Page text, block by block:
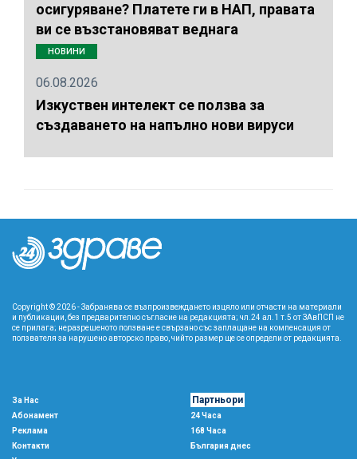
осигуряване? Платете ги в НАП, правата
ви се възстановяват веднага
НОВИНИ
06.08.2026
Изкуствен интелект се ползва за
създаването на напълно нови вируси
Copyright © 2026 - Забранява се възпроизвеждането изцяло или отчасти на материали
и публикации, без предварително съгласие на редакцията; чл.24 ал.1 т.5 от ЗАвПСП не
се прилага; неразрешеното ползване е свързано със заплащане на компенсация от
ползвателя за нарушено авторско право, чийто размер ще се определи от редакцията.
За Нас
Абонамент
Реклама
Контакти
Партньори
24 Часа
168 Часа
България днес